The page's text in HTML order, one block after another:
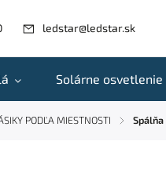
ledstar@ledstar.sk
Solárne osvetlenie
PODĽA MIESTNOSTI / Spálňa